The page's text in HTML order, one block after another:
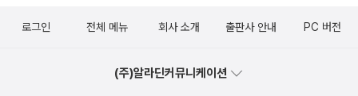
로그인 전체 메뉴 회사 소개 출판사 안내 PC 버전
(주)알라딘커뮤니케이션